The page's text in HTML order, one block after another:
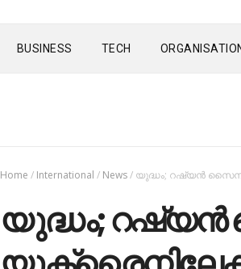
BUSINESS TECH
Home / International / News/ യുദ്ധം; റഷ്യന്‍
യുദ്ധം;